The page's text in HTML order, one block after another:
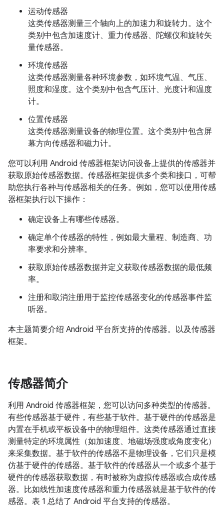
运动传感器
这类传感器测量三个轴向上的加速力和旋转力。这个
类别中包含加速度计、重力传感器、陀螺仪和旋转矢
量传感器。
环境传感器
这类传感器测量各种环境参数，如环境气温、气压、
照度和湿度。这个类别中包含气压计、光度计和温度
计。
位置传感器
这类传感器测量设备的物理位置。这个类别中包含屏
幕方向传感器和磁力计。
您可以利用 Android 传感器框架访问设备上提供的传感器并
获取原始传感器数据。传感器框架提供多个类和接口，可帮
助您执行各种与传感器相关的任务。例如，您可以使用传感
器框架执行以下操作：
确定设备上有哪些传感器。
确定单个传感器的特性，例如最大量程、制造商、功
率要求和分辨率。
获取原始传感器数据并定义获取传感器数据的最低频
率。
注册和取消注册用于监控传感器变化的传感器事件监
听器。
本主题简要介绍 Android 平台所支持的传感器。以及传感器
框架。
传感器简介
利用 Android 传感器框架，您可以访问多种类型的传感器。
有些传感器基于硬件，有些基于软件。基于硬件的传感器是
内置在手机或平板设备中的物理组件。这类传感器通过直接
测量特定的环境属性（如加速度、地磁场强度或角度变化）
来采集数据。基于软件的传感器不是物理设备，它们只是模
仿基于硬件的传感器。基于软件的传感器从一个或多个基于
硬件的传感器获取数据，有时被称为虚拟传感器或合成传感
器。比如线性加速度传感器和重力传感器就是基于软件的传
感器。表 1 总结了 Android 平台支持的传感器。